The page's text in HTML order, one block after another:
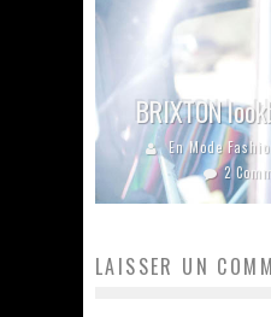
BRIXTON
En Mode
2
LAISSER UN